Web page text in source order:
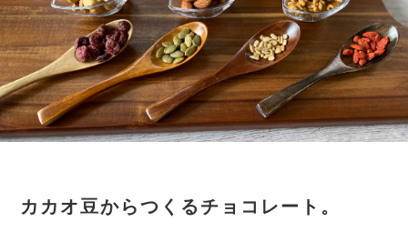
カカオ豆からつくるチョコレート。